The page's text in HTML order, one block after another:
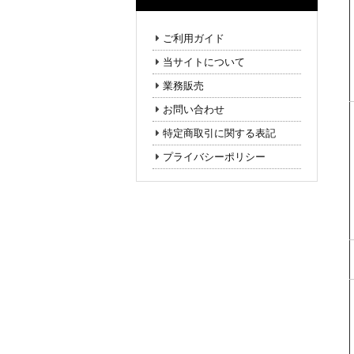
ご利用ガイド
当サイトについて
業務販売
お問い合わせ
特定商取引に関する表記
プライバシーポリシー